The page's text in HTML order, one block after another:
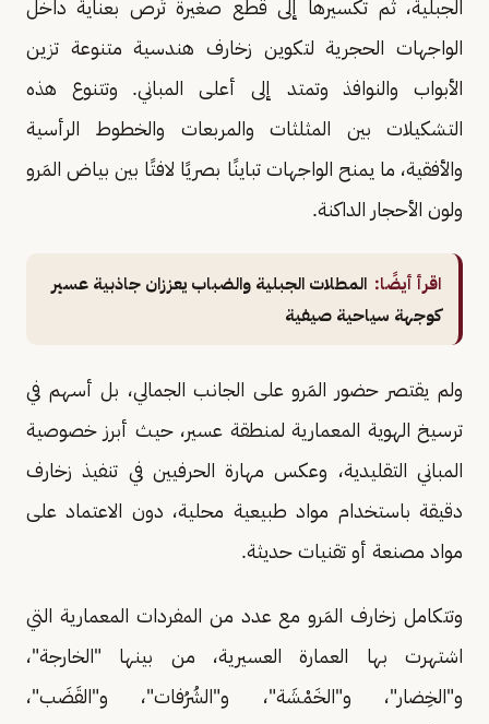
الجبلية، ثم تكسيرها إلى قطع صغيرة تُرص بعناية داخل
الواجهات الحجرية لتكوين زخارف هندسية متنوعة تزين
الأبواب والنوافذ وتمتد إلى أعلى المباني. وتتنوع هذه
التشكيلات بين المثلثات والمربعات والخطوط الرأسية
والأفقية، ما يمنح الواجهات تباينًا بصريًا لافتًا بين بياض المَرو
ولون الأحجار الداكنة.
اقرأ أيضًا: المطلات الجبلية والضباب يعززان جاذبية عسير
كوجهة سياحية صيفية
ولم يقتصر حضور المَرو على الجانب الجمالي، بل أسهم في
ترسيخ الهوية المعمارية لمنطقة عسير، حيث أبرز خصوصية
المباني التقليدية، وعكس مهارة الحرفيين في تنفيذ زخارف
دقيقة باستخدام مواد طبيعية محلية، دون الاعتماد على
مواد مصنعة أو تقنيات حديثة.
وتتكامل زخارف المَرو مع عدد من المفردات المعمارية التي
اشتهرت بها العمارة العسيرية، من بينها "الخارجة"،
و"الخِضار"، و"الخَمْشَة"، و"الشُرُفات"، و"القَضَب"،